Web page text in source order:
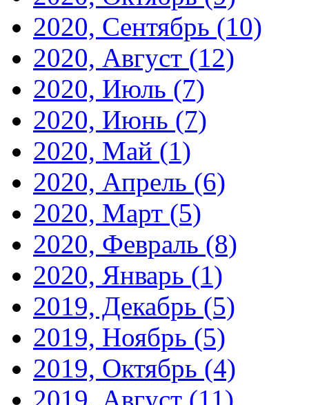
2020, Сентябрь (10)
2020, Август (12)
2020, Июль (7)
2020, Июнь (7)
2020, Май (1)
2020, Апрель (6)
2020, Март (5)
2020, Февраль (8)
2020, Январь (1)
2019, Декабрь (5)
2019, Ноябрь (5)
2019, Октябрь (4)
2019, Август (11)